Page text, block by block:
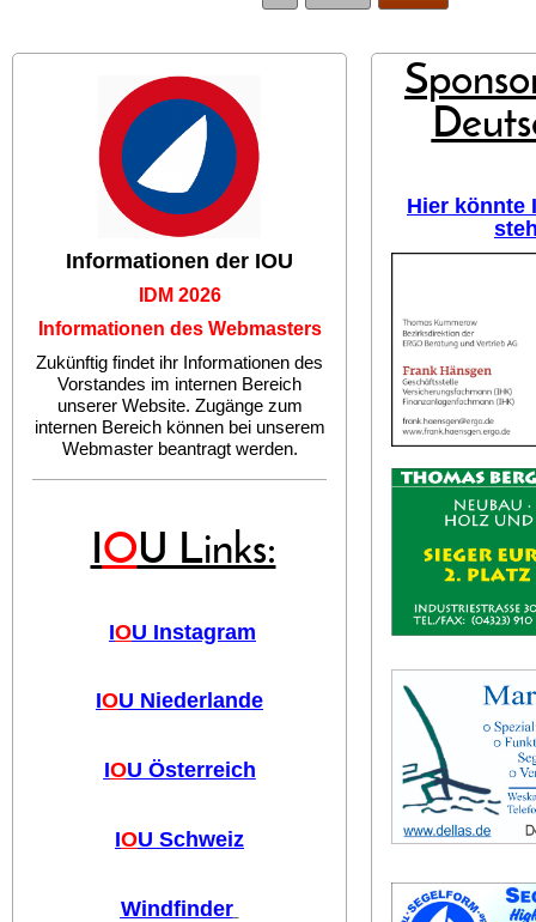
Informationen der IOU
IDM 2026
Informationen des Webmasters
Zukünftig findet ihr Informationen des
Vorstandes im internen Bereich
unserer Website. Zugänge zum
internen Bereich können bei unserem
Webmaster beantragt werden.
IOU Links:
IOU Instagram
IOU Niederlande
IOU Österreich
IOU Schweiz
Windfinder
Hier könnte